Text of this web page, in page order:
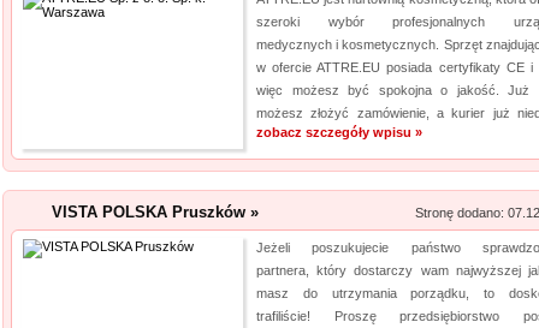
Jesteśmy firmą
napraw. Prowadzony przez
produktów, przydatnych tak
obejmuje m. in. wytrzymałe
Aermec serwis
Obsługujemy też serwis
nas pracownicy to
informacje na temat urządzeń
wyn...
szeroki wybór profesjonalnych
medycznych i kosmetycznych. Sprzęt
w ofercie ATTRE.EU posiada certyfikaty CE i
więc możesz być spokojna o jakość. Już
możesz złożyć zamówienie, a kurier już
zobacz szczegóły wpisu »
VISTA POLSKA Pruszków » Stronę dodano:
Jeżeli poszukujecie państwo
partnera, który dostarczy wam najwyższej
masz do utrzymania porządku, to
trafiliście! Proszę przedsiębiorstwo